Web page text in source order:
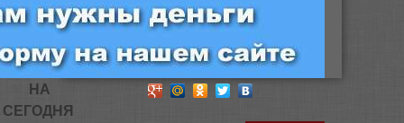
НА
СЕГОДНЯ